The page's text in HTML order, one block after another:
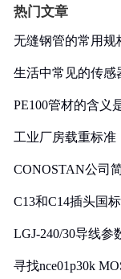
热门文章
无缝钢管的常用规
生活中常见的传感
PE100管材的含义
工业厂房载重标
CONOSTAN公司
C13和C14插头国
LGJ-240/30导线参
寻找nce01p30k